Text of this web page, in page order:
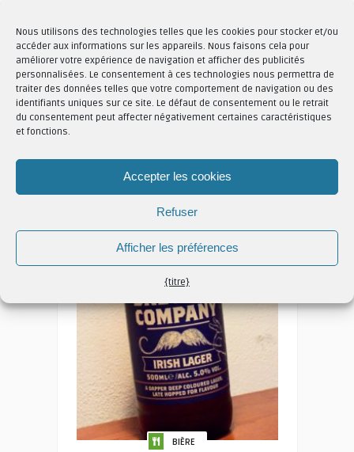
Nous utilisons des technologies telles que les cookies pour stocker et/ou
accéder aux informations sur les appareils. Nous faisons cela pour
améliorer votre expérience de navigation et afficher des publicités
personnalisées. Le consentement à ces technologies nous permettra de
traiter des données telles que votre comportement de navigation ou des
identifiants uniques sur ce site. Le défaut de consentement ou le retrait
du consentement peut affecter négativement certaines caractéristiques
et fonctions.
Accepter les cookies
Refuser
Afficher les préférences
{titre}
Bière filtrée à froid Moretti (550
Daniele Sciarotta
12584 Vues
BIÈRE